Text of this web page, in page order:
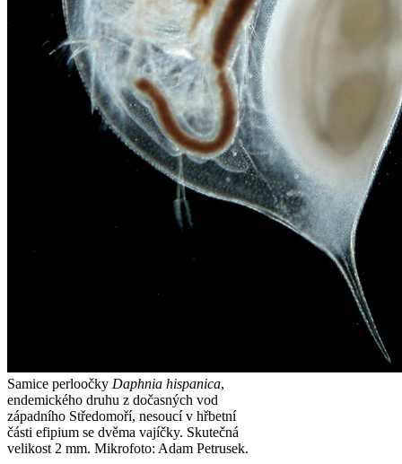
Samice perloočky Daphnia hispanica,
endemického druhu z dočasných vod
západního Středomoří, nesoucí v hřbetní
části efipium se dvěma vajíčky. Skutečná
velikost 2 mm. Mikrofoto: Adam Petrusek.